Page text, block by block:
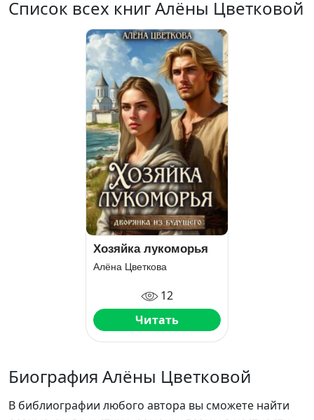
Список всех книг Алёны Цветковой
Хозяйка лукоморья
Алёна Цветкова
12
Читать
Биография Алёны Цветковой
В библиографии любого автора вы сможете найти